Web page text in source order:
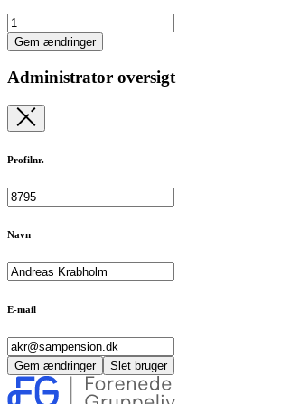
Gem ændringer
Administrator oversigt
Profilnr.
Navn
E-mail
Gem ændringer Slet bruger